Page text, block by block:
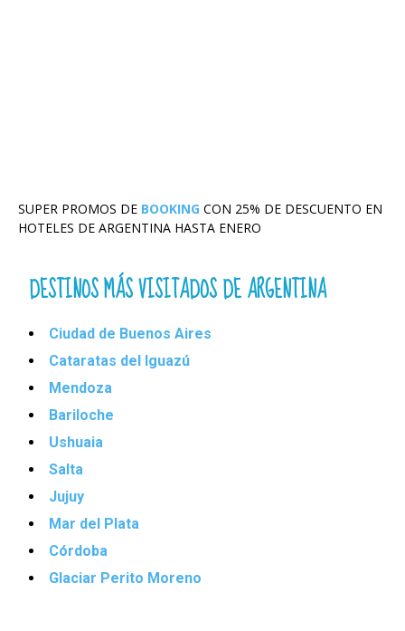
SUPER PROMOS DE BOOKING CON 25% DE DESCUENTO EN
HOTELES DE ARGENTINA HASTA ENERO
DESTINOS MÁS VISITADOS DE ARGENTINA
Ciudad de Buenos Aires
Cataratas del Iguazú
Mendoza
Bariloche
Ushuaia
Salta
Jujuy
Mar del Plata
Córdoba
Glaciar Perito Moreno